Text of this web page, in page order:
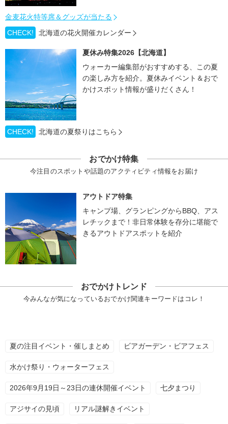
金麦花火特等席＆グッズが当たる
CHECK!
北海道の花火開催カレンダー
夏休み特集2026【北海道】
ウォーカー編集部がおすすめする、この夏
の楽しみ方を紹介。夏休みイベント＆おで
かけスポット情報が盛りだくさん！
CHECK! 北海道の夏祭りはこちら
おでかけ特集
今注目のスポットや話題のアクティビティ情報をお届け
アウトドア特集
キャンプ場、グランピングからBBQ、アス
レチックまで！非日常体験を存分に堪能で
きるアウトドアスポットを紹介
おでかけトレンド
今みんなが気になっているおでかけ関連キーワードはコレ！
夏の注目イベント・催しまとめ ビアガーデン・ビアフェス
水かけ祭り・ウォーターフェス
2026年9月19日～23日の連休開催イベント 七夕まつり
アジサイの見頃 リアル謎解きイベント